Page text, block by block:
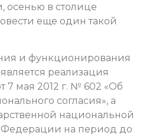
осенью в столице
еще один такой
и функционирования
реализация
7 мая 2012 г. № 602 «Об
согласия», а
национальной
на период до